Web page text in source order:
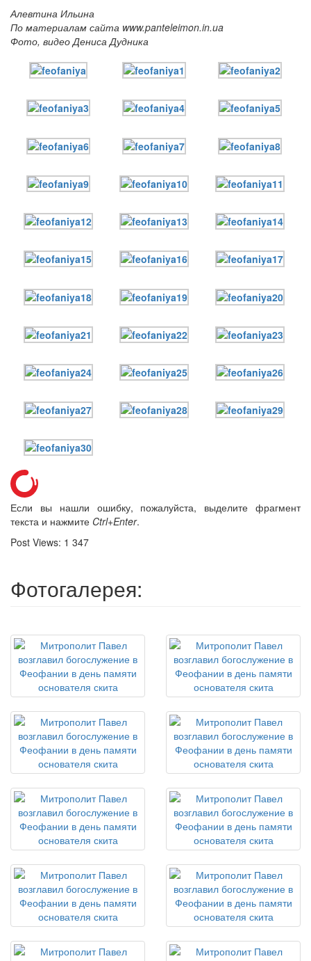
Алевтина Ильина
По материалам сайта www.panteleimon.in.ua
Фото, видео Дениса Дудника
Если вы нашли ошибку, пожалуйста, выделите фрагмент
текста и нажмите Ctrl+Enter.
Post Views: 1 347
Фотогалерея: